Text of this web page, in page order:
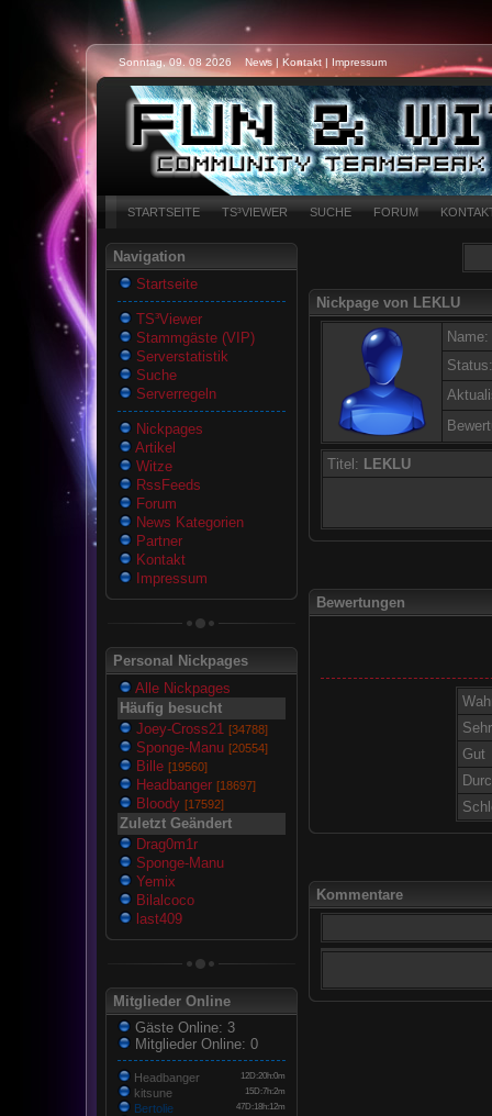
Sonntag, 09. 08 2026 News | Kontakt | Impressum
STARTSEITE TS³VIEWER SUCHE FORUM
Navigation
Startseite
TS³Viewer
Stammgäste (VIP)
Serverstatistik
Suche
Serverregeln
Nickpages
Artikel
Witze
RssFeeds
Forum
News Kategorien
Partner
Kontakt
Impressum
Personal Nickpages
Alle Nickpages
Häufig besucht
Joey-Cross21 [34788]
Sponge-Manu [20554]
Bille [19560]
Headbanger [18697]
Bloody [17592]
Zuletzt Geändert
Drag0m1r
Sponge-Manu
Yemix
Bilalcoco
last409
Mitglieder Online
Gäste Online: 3
Mitglieder Online: 0
Headbanger 12D:20h:0m
kitsune 15D:7h:2m
Bertolie 47D:18h:12m
Nickpage von LEKLU
Name:
Status:
Titel: LEKLU
Bewertungen
Gut
Kommentare